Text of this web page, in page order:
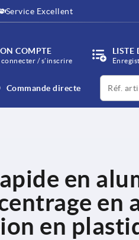
Service Excellent
COMPTE
connecter / s’inscrire
LISTE
Commande directe
en
en
en